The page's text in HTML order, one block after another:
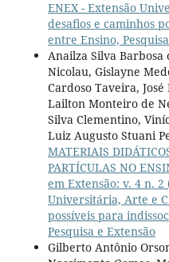
ENEX - Extensão
desafios e caminhos
entre Ensino,
Anailza Silva
Nicolau, Gislayne
Cardoso Taveira,
Lailton Monteiro de
Silva Clementino,
Luiz Augusto Stuani
MATERIAIS
PARTÍCULAS NO
em Extensão: v. 4 n. 2
Universitária, Arte e
possíveis para
Pesquisa e Extensão
Gilberto Antônio